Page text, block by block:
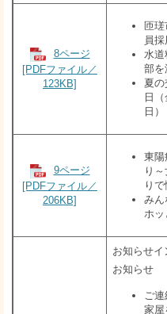
8ページ
[PDFファイル／
123KB]
匝
員
水
部を
夏
日
日）
9ページ
[PDFファイル／
206KB]
東
り
り
み
ホ
お知らせイ
お知らせ
ご
家屋